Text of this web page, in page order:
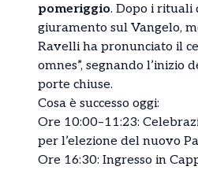
pomeriggio. Dopo i rituali
giuramento sul Vangelo,
Ravelli ha pronunciato il
omnes”, segnando l’inizio
porte chiuse.
Cosa è successo oggi:
Ore 10:00–11:23:
per l’elezione del nuovo
Ore 16:30: Ingresso in